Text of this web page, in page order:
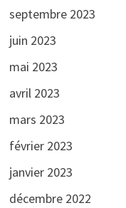
septembre 2023
juin 2023
mai 2023
avril 2023
mars 2023
février 2023
janvier 2023
décembre 2022